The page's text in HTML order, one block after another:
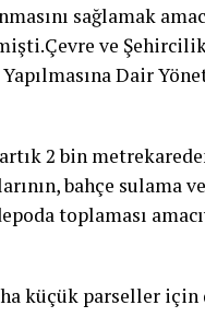
sağlamak
ve
Dair
2 bin
bahçe sulama
toplaması
küçük parseller için